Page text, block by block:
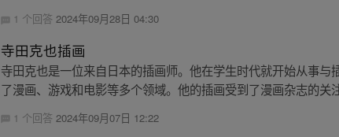
1 个回答2024年09月28日 04:30
寺田克也插画
寺田克也是一位来自日本的插画师。他在学生时代就开始从事
了漫画、游戏和电影等多个领域。他的插画受到了漫画杂志的关
1 个回答 2024年09月07日 12:22